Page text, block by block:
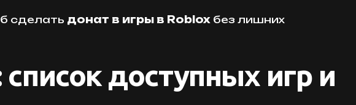
сделать донат в игры в Roblox без лишних
доступных игр и